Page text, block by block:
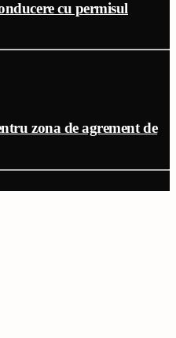
cu permisul
zona de agrement de